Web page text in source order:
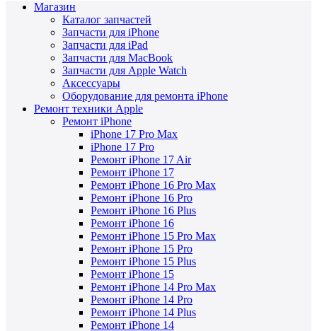
Магазин
Каталог запчастей
Запчасти для iPhone
Запчасти для iPad
Запчасти для MacBook
Запчасти для Apple Watch
Аксессуары
Оборудование для ремонта iPhone
Ремонт техники Apple
Ремонт iPhone
iPhone 17 Pro Max
iPhone 17 Pro
Ремонт iPhone 17 Air
Ремонт iPhone 17
Ремонт iPhone 16 Pro Max
Ремонт iPhone 16 Pro
Ремонт iPhone 16 Plus
Ремонт iPhone 16
Ремонт iPhone 15 Pro Max
Ремонт iPhone 15 Pro
Ремонт iPhone 15 Plus
Ремонт iPhone 15
Ремонт iPhone 14 Pro Max
Ремонт iPhone 14 Pro
Ремонт iPhone 14 Plus
Ремонт iPhone 14